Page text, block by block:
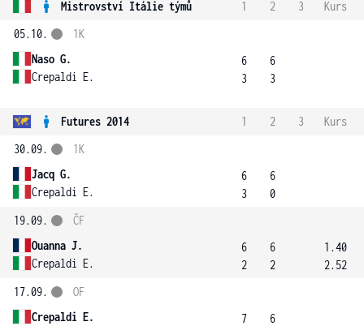
Mistrovství Itálie týmů 1 2 3
Kurs
05.10.
Naso G.
Crepaldi E.
1K
6
3
6
3
Futures 2014 1 2 3
Kurs
30.09.
Jacq G.
Crepaldi E.
1K
6
3
6
0
19.09.
Ouanna J.
Crepaldi E.
ČF
6
2
6
2
1.40
2.52
17.09.
Crepaldi E.
OF
7
6